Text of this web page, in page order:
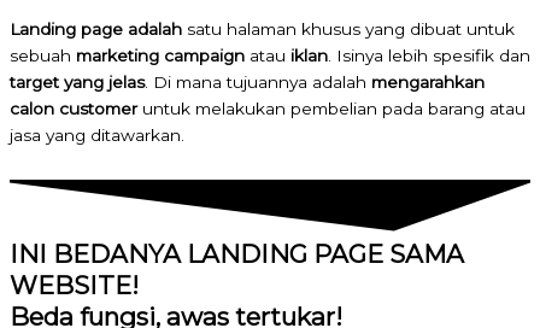
Landing page adalah satu halaman khusus yang dibuat untuk
sebuah marketing campaign atau iklan . Isinya lebih spesifik dan
target yang jelas. Di mana tujuannya adalah mengarahkan
calon customeruntuk melakukan pembelian pada barang atau
jasa yang ditawarkan.
INI BEDANYA LANDING PAGE SAMA
WEBSITE!
Beda fungsi, awas tertukar!